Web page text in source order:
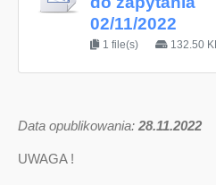
02/11/2022
1 file(s) 132.50
Data opublikowania: 28.11.2022
UWAGA !